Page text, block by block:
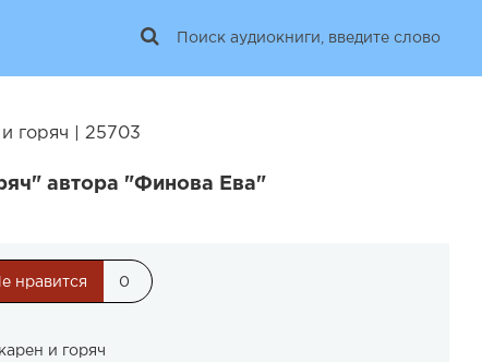
горяч | 25703
автора "Финова Ева"
нравится 0
и горяч